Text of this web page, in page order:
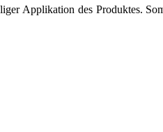
Applikation des Produktes.